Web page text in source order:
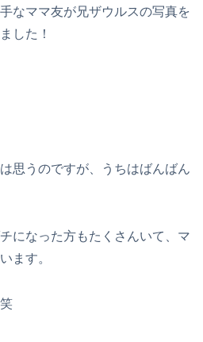
なママ友が兄ザウルスの写真を
した！
思うのですが、うちはばんばん
になった方もたくさんいて、マ
ます。